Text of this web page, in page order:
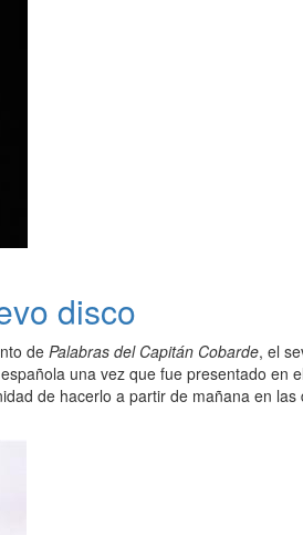
disco
dePalabras del Capitán Cobarde, el
una vez que fue presentado en
de hacerlo a partir de mañana en